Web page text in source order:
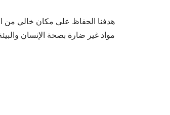
هدفنا الحفاظ على مكان خالي من
مواد غير ضارة بصحة الإنسان